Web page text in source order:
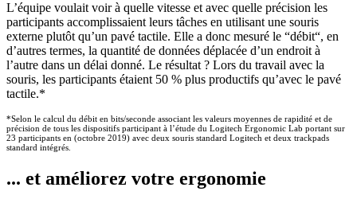
L’équipe voulait voir à quelle vitesse et avec quelle précision les
participants accomplissaient leurs tâches en utilisant une souris
externe plutôt qu’un pavé tactile. Elle a donc mesuré le “débit“, en
d’autres termes, la quantité de données déplacée d’un endroit à
l’autre dans un délai donné. Le résultat ? Lors du travail avec la
souris, les participants étaient 50 % plus productifs qu’avec le pavé
tactile.*
*Selon le calcul du débit en bits/seconde associant les valeurs moyennes de rapidité et de
précision de tous les dispositifs participant à l’étude du Logitech Ergonomic Lab portant sur
23 participants en (octobre 2019) avec deux souris standard Logitech et deux trackpads
standard intégrés.
... et améliorez votre ergonomie